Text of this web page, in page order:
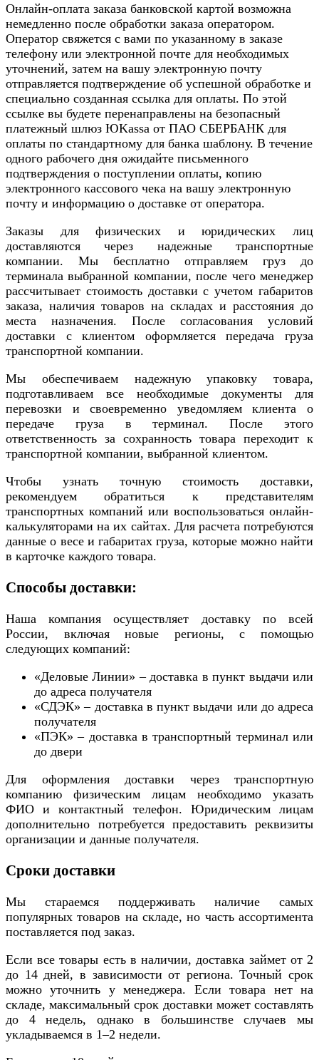
Онлайн-оплата заказа банковской картой возможна
немедленно после обработки заказа оператором.
Оператор свяжется с вами по указанному в заказе
телефону или электронной почте для необходимых
уточнений, затем на вашу электронную почту
отправляется подтверждение об успешной обработке и
специально созданная ссылка для оплаты. По этой
ссылке вы будете перенаправлены на безопасный
платежный шлюз ЮKassa от ПАО СБЕРБАНК для
оплаты по стандартному для банка шаблону. В течение
одного рабочего дня ожидайте письменного
подтверждения о поступлении оплаты, копию
электронного кассового чека на вашу электронную
почту и информацию о доставке от оператора.
Заказы для физических и юридических лиц
доставляются через надежные транспортные
компании. Мы бесплатно отправляем груз до
терминала выбранной компании, после чего менеджер
рассчитывает стоимость доставки с учетом габаритов
заказа, наличия товаров на складах и расстояния до
места назначения. После согласования условий
доставки с клиентом оформляется передача груза
транспортной компании.
Мы обеспечиваем надежную упаковку товара,
подготавливаем все необходимые документы для
перевозки и своевременно уведомляем клиента о
передаче груза в терминал. После этого
ответственность за сохранность товара переходит к
транспортной компании, выбранной клиентом.
Чтобы узнать точную стоимость доставки,
рекомендуем обратиться к представителям
транспортных компаний или воспользоваться онлайн-
калькуляторами на их сайтах. Для расчета потребуются
данные о весе и габаритах груза, которые можно найти
в карточке каждого товара.
Способы доставки:
Наша компания осуществляет доставку по всей
России, включая новые регионы, с помощью
следующих компаний:
«Деловые Линии» – доставка в пункт выдачи или
до адреса получателя
«СДЭК» – доставка в пункт выдачи или до адреса
получателя
«ПЭК» – доставка в транспортный терминал или
до двери
Для оформления доставки через транспортную
компанию физическим лицам необходимо указать
ФИО и контактный телефон. Юридическим лицам
дополнительно потребуется предоставить реквизиты
организации и данные получателя.
Сроки доставки
Мы стараемся поддерживать наличие самых
популярных товаров на складе, но часть ассортимента
поставляется под заказ.
Если все товары есть в наличии, доставка займет от 2
до 14 дней, в зависимости от региона. Точный срок
можно уточнить у менеджера. Если товара нет на
складе, максимальный срок доставки может составлять
до 4 недель, однако в большинстве случаев мы
укладываемся в 1–2 недели.